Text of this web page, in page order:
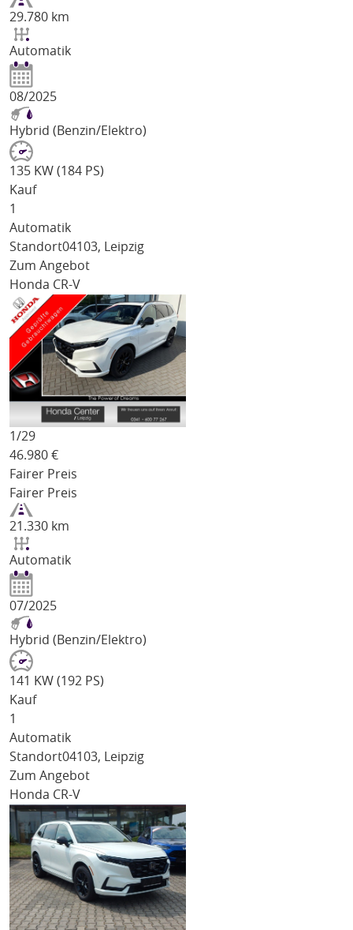
29.780 km
Automatik
08/2025
Hybrid (Benzin/Elektro)
135 KW (184 PS)
Kauf
1
Automatik
Standort04103, Leipzig
Zum Angebot
Honda CR-V
1/29
46.980 €
Fairer Preis
Fairer Preis
21.330 km
Automatik
07/2025
Hybrid (Benzin/Elektro)
141 KW (192 PS)
Kauf
1
Automatik
Standort04103, Leipzig
Zum Angebot
Honda CR-V